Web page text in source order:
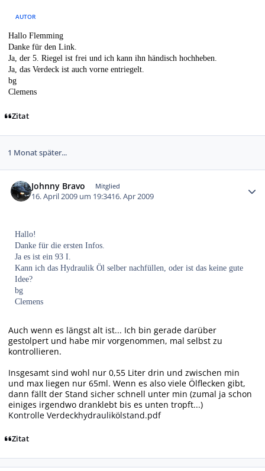
AUTOR
Hallo Flemming
Danke für den Link.
Ja, der 5. Riegel ist frei und ich kann ihn händisch hochheben.
Ja, das Verdeck ist auch vorne entriegelt.
bg
Clemens
Zitat
1 Monat später...
Johnny Bravo Mitglied
16. April 2009 um 19:3416. Apr 2009
Hallo!
Danke für die ersten Infos.
Ja es ist ein 93 I.
Kann ich das Hydraulik Öl selber nachfüllen, oder ist das keine gute
Idee?
bg
Clemens
Auch wenn es längst alt ist... Ich bin gerade darüber
gestolpert und habe mir vorgenommen, mal selbst zu
kontrollieren.
Insgesamt sind wohl nur 0,55 Liter drin und zwischen min
und max liegen nur 65ml. Wenn es also viele Ölflecken gibt,
dann fällt der Stand sicher schnell unter min (zumal ja schon
einiges irgendwo dranklebt bis es unten tropft...)
Kontrolle Verdeckhydraulikölstand.pdf
Zitat